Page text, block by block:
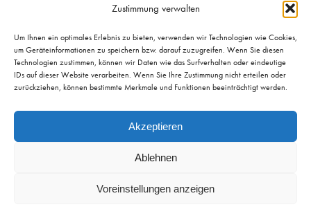
Zustimmung verwalten
Um Ihnen ein optimales Erlebnis zu bieten, verwenden wir Technologien wie Cookies,
um Geräteinformationen zu speichern bzw. darauf zuzugreifen. Wenn Sie diesen
Technologien zustimmen, können wir Daten wie das Surfverhalten oder eindeutige
IDs auf dieser Website verarbeiten. Wenn Sie Ihre Zustimmung nicht erteilen oder
zurückziehen, können bestimmte Merkmale und Funktionen beeinträchtigt werden.
Akzeptieren
Ablehnen
Voreinstellungen anzeigen
Öffnungszeiten & Preise
Mittelrhein-Museum
Im Forum
Confluentes